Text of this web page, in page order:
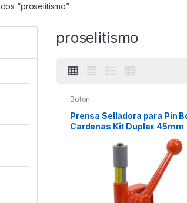
“proselitismo”
proselitismo
Boton
Prensa Selladora para Pin
Cardenas Kit Duplex 45mm